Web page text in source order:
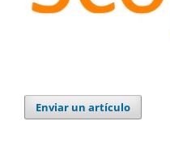
Enviar un artículo